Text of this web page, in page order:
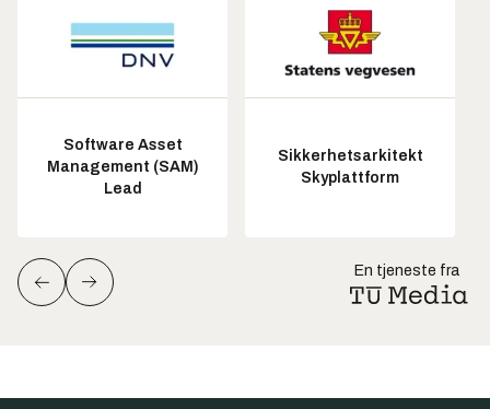
Software Asset
Management (SAM)
Lead
Sikkerhetsarkitekt
Skyplattform
En tjeneste fra